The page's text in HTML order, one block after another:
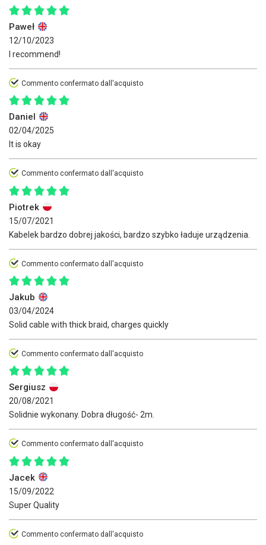
Paweł
12/10/2023
I recommend!
Commento confermato dall'acquisto
Daniel
02/04/2025
It is okay
Commento confermato dall'acquisto
Piotrek
15/07/2021
Kabelek bardzo dobrej jakości, bardzo szybko ładuje urządzenia.
Commento confermato dall'acquisto
Jakub
03/04/2024
Solid cable with thick braid, charges quickly
Commento confermato dall'acquisto
Sergiusz
20/08/2021
Solidnie wykonany. Dobra długość- 2m.
Commento confermato dall'acquisto
Jacek
15/09/2022
Super Quality
Commento confermato dall'acquisto